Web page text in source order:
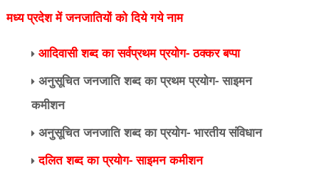
मध्य प्रदेश में जनजातियों को दिये गये नाम
आदिवासी शब्द का सर्वप्रथम प्रयोग- ठक्कर बप्पा
अनुसूचित जनजाति शब्द का प्रथम प्रयोग- साइमन
कमीशन
अनुसूचित जनजाति शब्द का प्रयोग- भारतीय संविधान
दलित शब्द का प्रयोग- साइमन कमीशन